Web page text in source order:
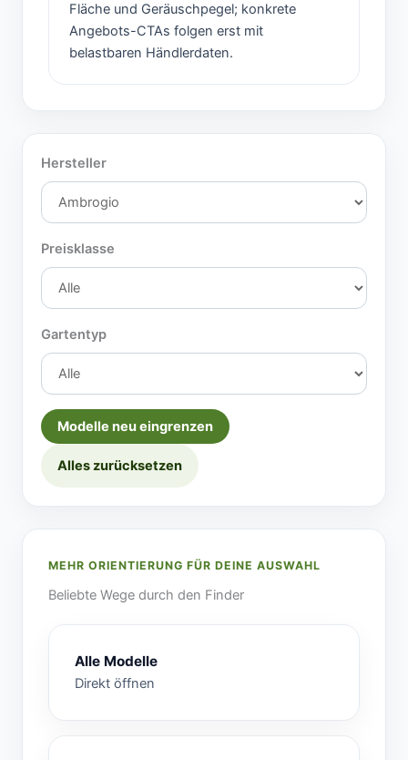
Fläche und Geräuschpegel; konkrete
Angebots-CTAs folgen erst mit
belastbaren Händlerdaten.
Hersteller
Preisklasse
Gartentyp
Modelle neu eingrenzen
Alles zurücksetzen
MEHR ORIENTIERUNG FÜR DEINE AUSWAHL
Beliebte Wege durch den Finder
Alle Modelle
Direkt öffnen